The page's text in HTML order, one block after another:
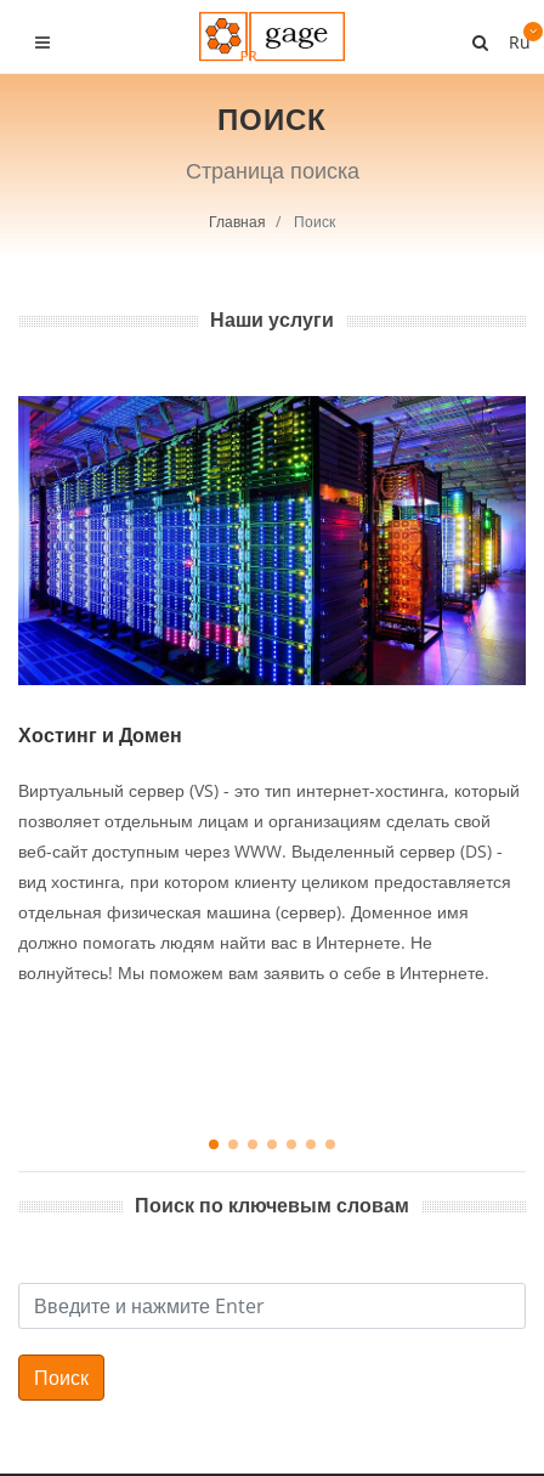
Ru
ПОИСК
Страница поиска
Главная Поиск
Наши услуги
Хостинг и Домен
Виртуальный сервер (VS) - это тип интернет-хостинга, который
позволяет отдельным лицам и организациям сделать свой
веб-сайт доступным через WWW. Выделенный сервер (DS) -
вид хостинга, при котором клиенту целиком предоставляется
отдельная физическая машина (сервер). Доменное имя
должно помогать людям найти вас в Интернете. Не
волнуйтесь! Мы поможем вам заявить о себе в Интернете.
Поиск по ключевым словам